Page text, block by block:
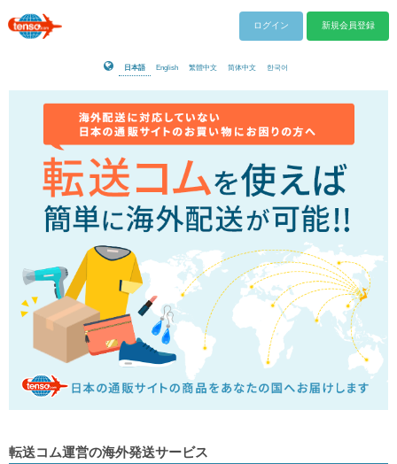
ログイン 新規会員登録
日本語 English 繁體中文 简体中文 한국어
転送コム運営の海外発送サービス